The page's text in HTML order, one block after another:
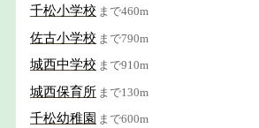
千松小学校 まで460m
佐古小学校 まで790m
城西中学校 まで910m
城西保育所 まで130m
千松幼稚園 まで600m